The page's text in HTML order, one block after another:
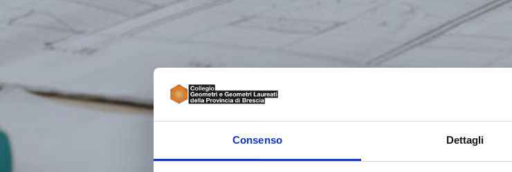
Consenso Dettagli